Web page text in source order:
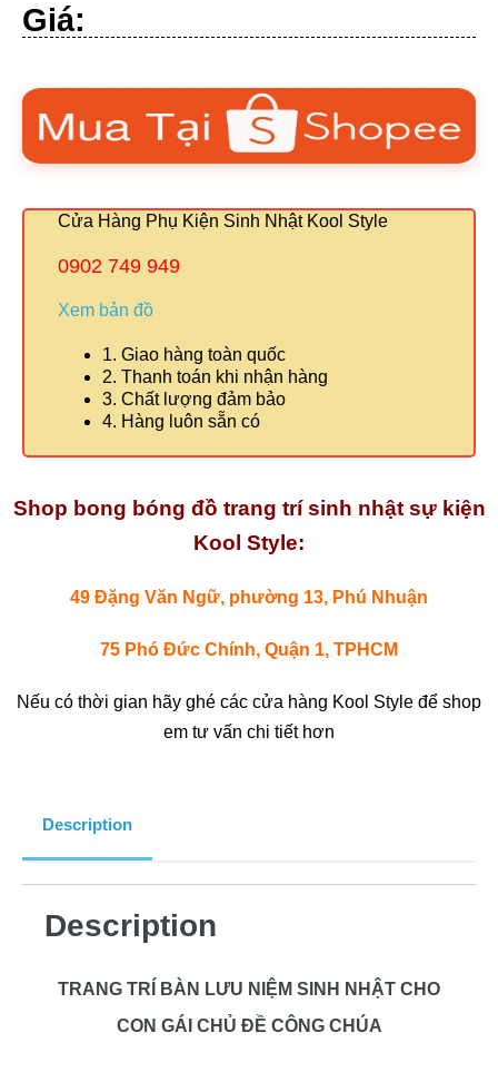
Giá:
Cửa Hàng Phụ Kiện Sinh Nhật Kool Style
0902 749 949
Xem bản đồ
1. Giao hàng toàn quốc
2. Thanh toán khi nhận hàng
3. Chất lượng đảm bảo
4. Hàng luôn sẵn có
Shop bong bóng đồ trang trí sinh nhật sự kiện
Kool Style:
49 Đặng Văn Ngữ, phường 13, Phú Nhuận
75 Phó Đức Chính, Quận 1, TPHCM
Nếu có thời gian hãy ghé các cửa hàng Kool Style để shop
em tư vấn chi tiết hơn
Description
Description
TRANG TRÍ BÀN LƯU NIỆM SINH NHẬT CHO
CON GÁI CHỦ ĐỀ CÔNG CHÚA